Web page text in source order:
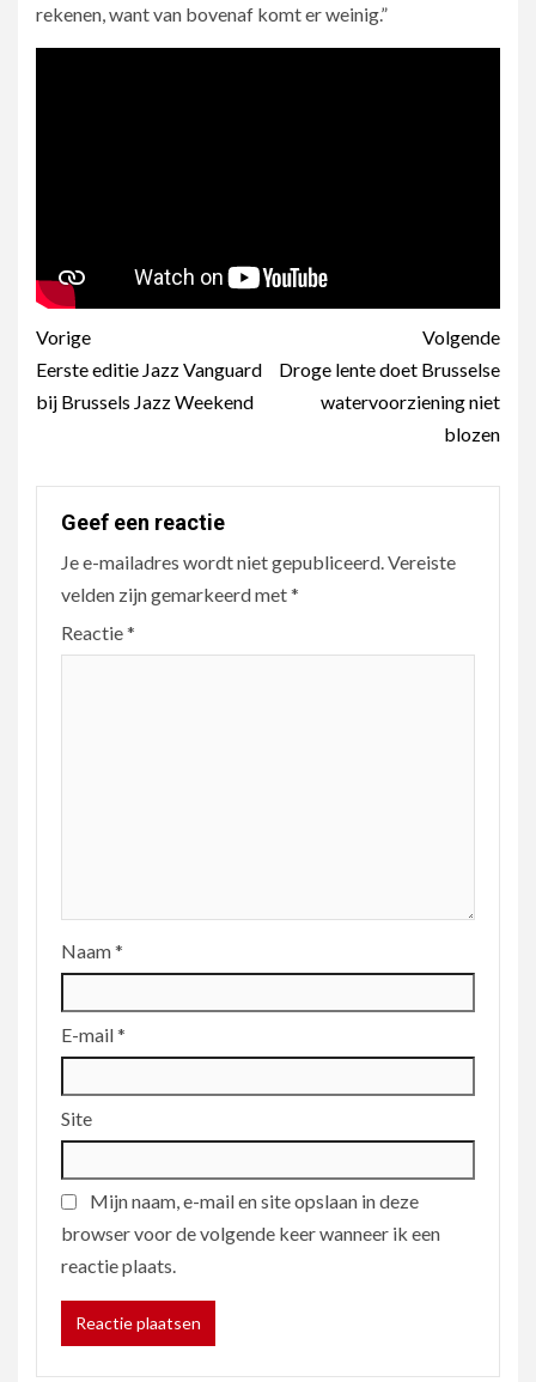
rekenen, want van bovenaf komt er weinig.”
Berichtnavigatie
Vorige
Eerste editie Jazz Vanguard
bij Brussels Jazz Weekend
Volgende
Droge lente doet Brusselse
watervoorziening niet
blozen
Geef een reactie
Je e-mailadres wordt niet gepubliceerd.Vereiste
velden zijn gemarkeerd met*
Reactie*
Naam*
E-mail*
Site
Mijn naam, e-mail en site opslaan in deze
browser voor de volgende keer wanneer ik een
reactie plaats.